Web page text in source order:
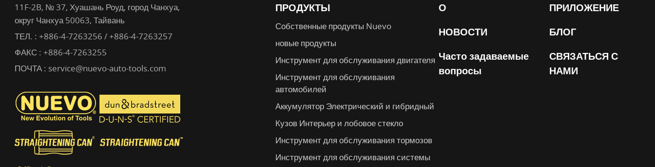
ПРОДУКТЫ
Собственные продукты Nuevo
новые продукты
Инструмент для обслуживания двигателя
Инструмент для обслуживания
автомобилей
Аккумулятор Электрический и гибридный
Кузов Интерьер и лобовое стекло
Инструмент для обслуживания тормозов
Инструмент для обслуживания системы
О
ПРИЛОЖЕНИЕ
НОВОСТИ
БЛОГ
Часто задаваемые
вопросы
СВЯЗАТЬСЯ С
НАМИ
11F-2B, № 37, Хуашань Роуд, город Чанхуа,
округ Чанхуа 50063, Тайвань
ТЕЛ. : +886-4-7263256 / +886-4-7263257
ФАКС : +886-4-7263255
ПОЧТА : service@nuevo-auto-tools.com